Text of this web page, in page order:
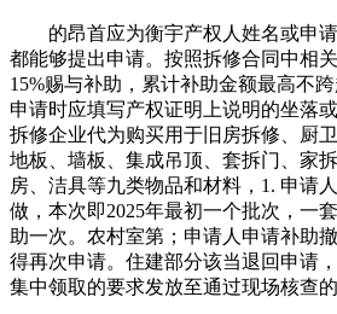
的昂首应为衡宇产权人姓名或申请
都能够提出申请。按照拆修合同中相
15%赐与补助，累计补助金额最高不
申请时应填写产权证明上说明的坐落
拆修企业代为购买用于旧房拆修、厨
地板、墙板、集成吊顶、套拆门、家
房、洁具等九类物品和材料，1. 申请
做，本次即2025年最初一个批次，一
助一次。农村室第；申请人申请补助
得再次申请。住建部分该当退回申请
集中领取的要求发放至通过现场核查